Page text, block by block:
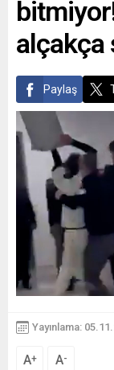
alçakça
Paylaş
Yayınlama:
A+ A-